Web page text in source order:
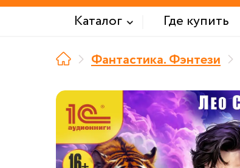
Каталог Где купить
Фантастика. Фэнтези